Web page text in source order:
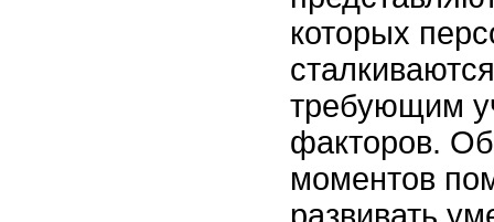
которых
требующим
факторов.
моментов
развивать